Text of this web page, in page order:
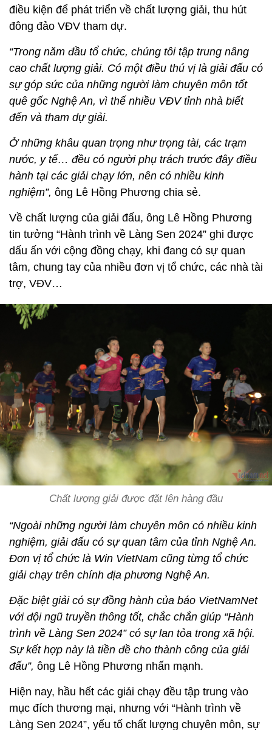
điều kiện để phát triển về chất lượng giải, thu hút
đông đảo VĐV tham dự.
“Trong năm đầu tổ chức, chúng tôi tập trung nâng
cao chất lượng giải. Có một điều thú vị là giải đấu có
sự góp sức của những người làm chuyên môn tốt
quê gốc Nghệ An, vì thế nhiều VĐV tỉnh nhà biết
đến và tham dự giải.
Ở những khâu quan trọng như trọng tài, các trạm
nước, y tế… đều có người phụ trách trước đây điều
hành tại các giải chạy lớn, nên có nhiều kinh
nghiệm”, ông Lê Hồng Phương chia sẻ.
Về chất lượng của giải đấu, ông Lê Hồng Phương
tin tưởng “Hành trình về Làng Sen 2024” ghi được
dấu ấn với cộng đồng chạy, khi đang có sự quan
tâm, chung tay của nhiều đơn vị tổ chức, các nhà tài
trợ, VĐV…
Chất lượng giải được đặt lên hàng đầu
“Ngoài những người làm chuyên môn có nhiều kinh
nghiệm, giải đấu có sự quan tâm của tỉnh Nghệ An.
Đơn vị tổ chức là Win VietNam cũng từng tổ chức
giải chạy trên chính địa phương Nghệ An.
Đặc biệt giải có sự đồng hành của báo VietNamNet
với đội ngũ truyền thông tốt, chắc chắn giúp “Hành
trình về Làng Sen 2024” có sự lan tỏa trong xã hội.
Sự kết hợp này là tiền đề cho thành công của giải
đấu”, ông Lê Hồng Phương nhấn mạnh.
Hiện nay, hầu hết các giải chạy đều tập trung vào
mục đích thương mại, nhưng với “Hành trình về
Làng Sen 2024”, yếu tố chất lượng chuyên môn, sự